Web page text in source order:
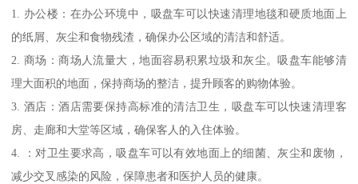
1. 办公楼：在办公环境中，吸盘车可以快速清理地毯和硬质地面上
的纸屑、灰尘和食物残渣，确保办公区域的清洁和舒适。
2. 商场：商场人流量大，地面容易积累垃圾和灰尘。吸盘车能够清
理大面积的地面，保持商场的整洁，提升顾客的购物体验。
3. 酒店：酒店需要保持高标准的清洁卫生，吸盘车可以快速清理客
房、走廊和大堂等区域，确保客人的入住体验。
4. ：对卫生要求高，吸盘车可以有效地面上的细菌、灰尘和废物，
减少交叉感染的风险，保障患者和医护人员的健康。